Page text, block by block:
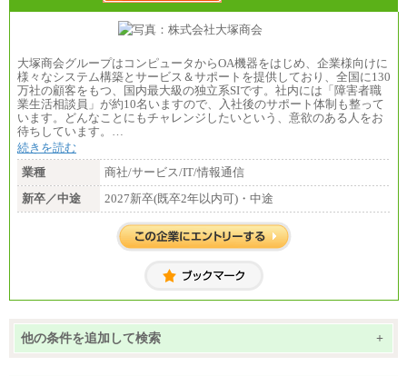
大塚商会グループはコンピュータからOA機器をはじめ、企業様向けに
様々なシステム構築とサービス＆サポートを提供しており、全国に130
万社の顧客をもつ、国内最大級の独立系SIです。社内には「障害者職
業生活相談員」が約10名いますので、入社後のサポート体制も整って
います。どんなことにもチャレンジしたいという、意欲のある人をお
待ちしています。…
続きを読む
業種
商社/サービス/IT/情報通信
新卒／中途
2027新卒(既卒2年以内可)・中途
他の条件を追加して検索 +